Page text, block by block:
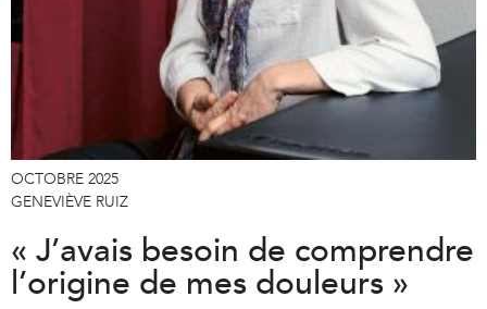
OCTOBRE 2025
GENEVIÈVE RUIZ
« J’avais besoin de comprendre
l’origine de mes douleurs »